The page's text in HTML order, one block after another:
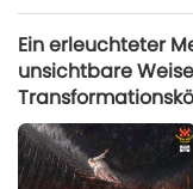
Ein erleuchteter
unsichtbare
erdulden, um für